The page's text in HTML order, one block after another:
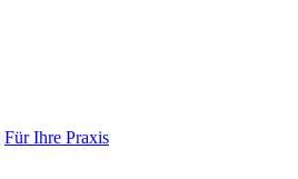
Für Ihre Praxis